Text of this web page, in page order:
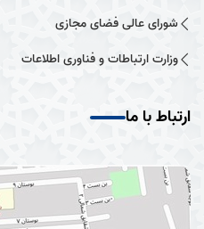
شورای عالی فضای مجازی
وزارت ارتباطات و فناوری اطلاعات
ارتباط با ما